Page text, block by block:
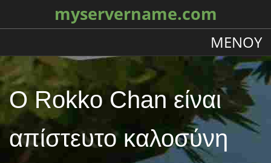
myservername.com
ΜΕΝΟΎ
Ο Rokko Chan είναι
απίστευτο καλοσύνη